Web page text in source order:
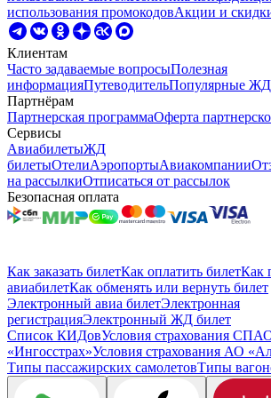
использования промокодовАкции и
Клиентам
Часто задаваемые вопросыПолезная
информацияПутеводительПопулярные
Партнёрам
Партнерская программаОферта
Сервисы
АвиабилетыЖД
билетыОтелиАэропортыАвиакомпании
на рассылкиОтписаться от рассылок
Безопасная оплата
Как заказать билетКак оплатить билетКак
авиабилетКак обменять или вернуть билет
Электронный авиа билетЭлектронная
регистрацияЭлектронный ЖД билет
Список КИДовУсловия страхования
«Ингосстрах»Условия страхования АО
Типы пассажирских самолетовТипы